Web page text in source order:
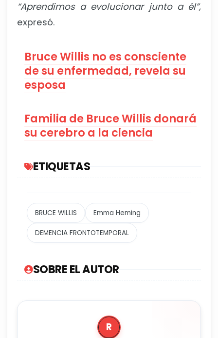
“Aprendimos a evolucionar junto a él”,
expresó.
Bruce Willis no es consciente
de su enfermedad, revela su
esposa
Familia de Bruce Willis donará
su cerebro a la ciencia
ETIQUETAS
BRUCE WILLIS Emma Heming
DEMENCIA FRONTOTEMPORAL
SOBRE EL AUTOR
R